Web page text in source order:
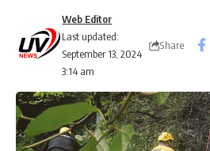
Last updated:
September 13, 2024
3:14 am
Web Editor
Share